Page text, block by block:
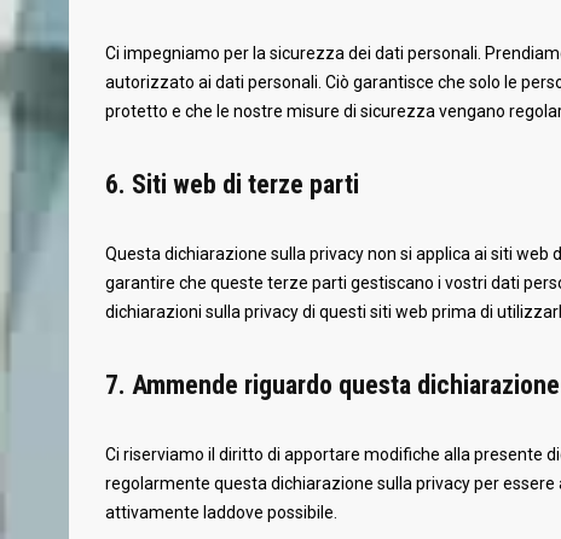
Ci impegniamo per la sicurezza dei dati personali.
autorizzato ai dati personali. Ciò garantisce che solo le
protetto e che le nostre misure di sicurezza vengano
6. Siti web di terze parti
Questa dichiarazione sulla privacy non si applica ai siti
garantire che queste terze parti gestiscano i vostri dati
dichiarazioni sulla privacy di questi siti web prima di
7. Ammende riguardo questa
Ci riserviamo il diritto di apportare modifiche alla presente
regolarmente questa dichiarazione sulla privacy per
attivamente laddove possibile.